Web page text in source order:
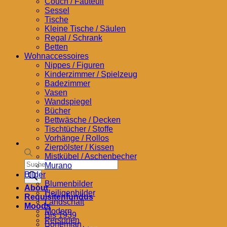
Products
search
About
Requisitenfundus
Moods
Bis 1939
Bohemian
Sessel
Tische
Kleine Tische / Säulen
Regal / Schrank
Betten
Wohnaccessoires
Nippes / Figuren
Kinderzimmer / Spielzeug
Badezimmer
Vasen
Wandspiegel
Bücher
Bettwäsche / Decken
Tischtücher / Stoffe
Vorhänge / Rollos
Zierpölster / Kissen
Mistkübel / Aschenbecher
Murano
Bilder
Blumenbilder
Heiligenbilder
Landschaft
Modern
Personen